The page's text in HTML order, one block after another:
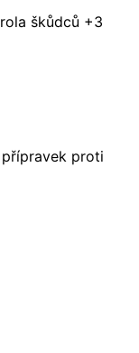
škůdců +3
proti